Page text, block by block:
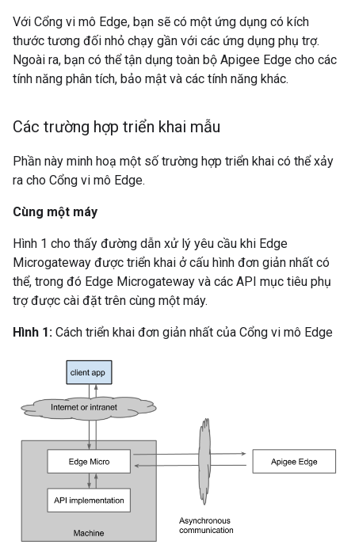
Với Cổng vi mô Edge, bạn sẽ có một ứng dụng có kích
thước tương đối nhỏ chạy gần với các ứng dụng phụ trợ.
Ngoài ra, bạn có thể tận dụng toàn bộ Apigee Edge cho các
tính năng phân tích, bảo mật và các tính năng khác.
Các trường hợp triển khai mẫu
Phần này minh hoạ một số trường hợp triển khai có thể xảy
ra cho Cổng vi mô Edge.
Cùng một máy
Hình 1 cho thấy đường dẫn xử lý yêu cầu khi Edge
Microgateway được triển khai ở cấu hình đơn giản nhất có
thể, trong đó Edge Microgateway và các API mục tiêu phụ
trợ được cài đặt trên cùng một máy.
Hình 1: Cách triển khai đơn giản nhất của Cổng vi mô Edge